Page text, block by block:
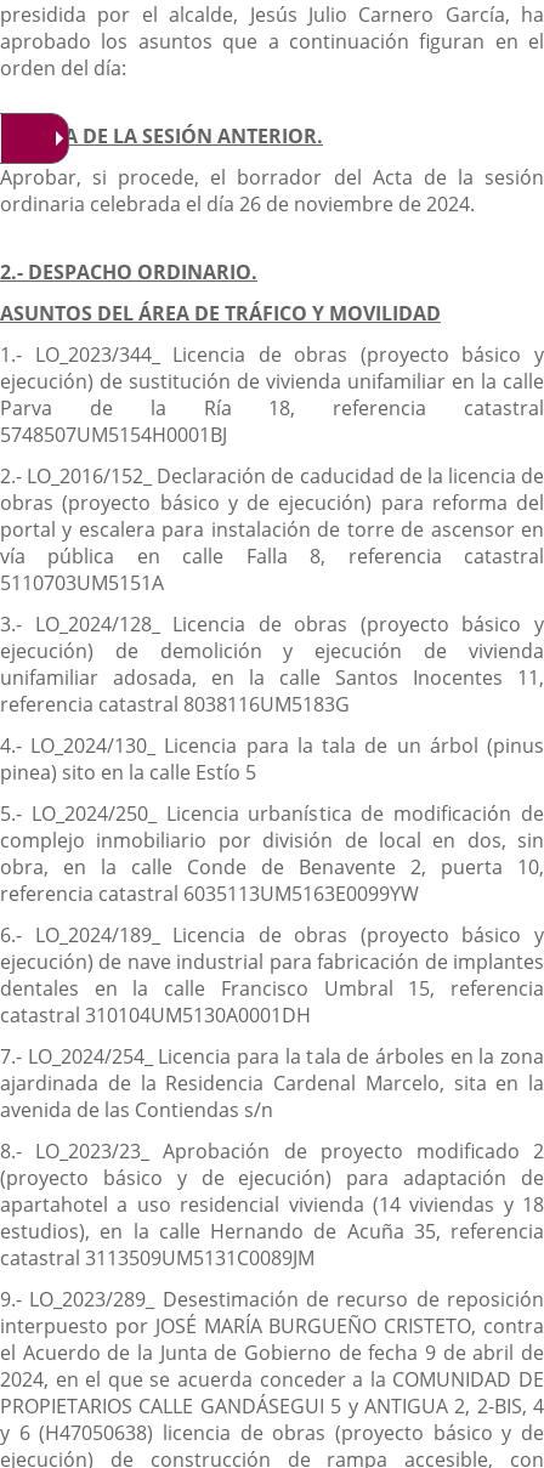
presidida por el alcalde, Jesús Julio Carnero García, ha
aprobado los asuntos que a continuación figuran en el
orden del día:
1.- ACTA DE LA SESIÓN ANTERIOR.
Aprobar, si procede, el borrador del Acta de la sesión
ordinaria celebrada el día 26 de noviembre de 2024.
2.- DESPACHO ORDINARIO.
ASUNTOS DEL ÁREA DE TRÁFICO Y MOVILIDAD
1.- LO_2023/344_ Licencia de obras (proyecto básico y
ejecución) de sustitución de vivienda unifamiliar en la calle
Parva de la Ría 18, referencia catastral
5748507UM5154H0001BJ
2.- LO_2016/152_ Declaración de caducidad de la licencia de
obras (proyecto básico y de ejecución) para reforma del
portal y escalera para instalación de torre de ascensor en
vía pública en calle Falla 8, referencia catastral
5110703UM5151A
3.- LO_2024/128_ Licencia de obras (proyecto básico y
ejecución) de demolición y ejecución de vivienda
unifamiliar adosada, en la calle Santos Inocentes 11,
referencia catastral 8038116UM5183G
4.- LO_2024/130_ Licencia para la tala de un árbol (pinus
pinea) sito en la calle Estío 5
5.- LO_2024/250_ Licencia urbanística de modificación de
complejo inmobiliario por división de local en dos, sin
obra, en la calle Conde de Benavente 2, puerta 10,
referencia catastral 6035113UM5163E0099YW
6.- LO_2024/189_ Licencia de obras (proyecto básico y
ejecución) de nave industrial para fabricación de implantes
dentales en la calle Francisco Umbral 15, referencia
catastral 310104UM5130A0001DH
7.- LO_2024/254_ Licencia para la tala de árboles en la zona
ajardinada de la Residencia Cardenal Marcelo, sita en la
avenida de las Contiendas s/n
8.- LO_2023/23_ Aprobación de proyecto modificado 2
(proyecto básico y de ejecución) para adaptación de
apartahotel a uso residencial vivienda (14 viviendas y 18
estudios), en la calle Hernando de Acuña 35, referencia
catastral 3113509UM5131C0089JM
9.- LO_2023/289_ Desestimación de recurso de reposición
interpuesto por JOSÉ MARÍA BURGUEÑO CRISTETO, contra
el Acuerdo de la Junta de Gobierno de fecha 9 de abril de
2024, en el que se acuerda conceder a la COMUNIDAD DE
PROPIETARIOS CALLE GANDÁSEGUI 5 y ANTIGUA 2, 2-BIS, 4
y 6 (H47050638) licencia de obras (proyecto básico y de
ejecución) de construcción de rampa accesible, con